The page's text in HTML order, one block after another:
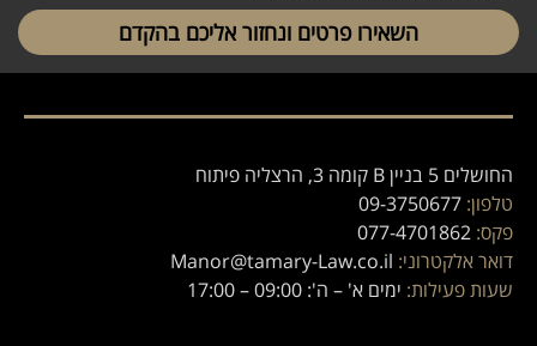
השאירו פרטים ונחזור אליכם בהקדם
החושלים 5 בניין B קומה 3, הרצליה פיתוח
טלפון:
פקס:
דואר אלקטרוני:
שעות פעילות: ימים א' – ה': 09:00 – 17:00